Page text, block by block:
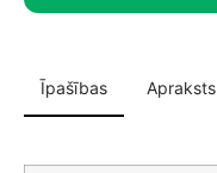
Īpašības Apraksts